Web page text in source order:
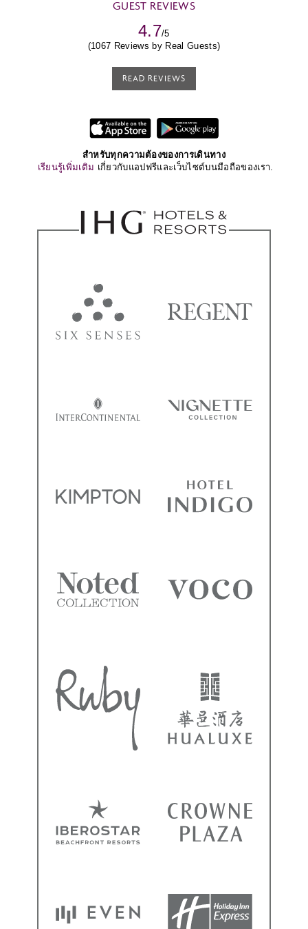
GUEST REVIEWS
4.7/5
(1067 Reviews by Real Guests)
READ REVIEWS
สำหรับทุกความต้องของการเดินทาง
เรียนรู้เพิ่มเติม เกี่ยวกับแอปฟรีและเว็บไซต์บนมือถือของเรา.